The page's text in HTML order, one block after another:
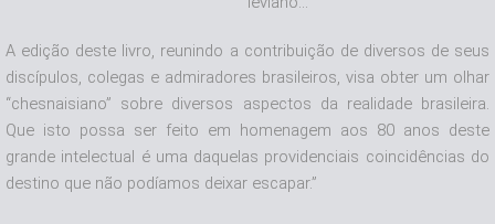
A edição deste livro, reunindo a contribuição de diversos de seus
discípulos, colegas e admiradores brasileiros, visa obter um olhar
“chesnaisiano” sobre diversos aspectos da realidade brasileira.
Que isto possa ser feito em homenagem aos 80 anos deste
grande intelectual é uma daquelas providenciais coincidências do
destino que não podíamos deixar escapar.”